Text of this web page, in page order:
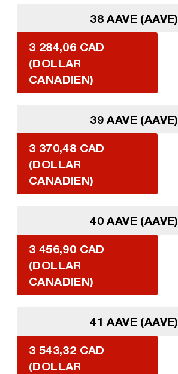
38 AAVE (AAVE)
3 284,06 CAD
(DOLLAR
CANADIEN)
39 AAVE (AAVE)
3 370,48 CAD
(DOLLAR
CANADIEN)
40 AAVE (AAVE)
3 456,90 CAD
(DOLLAR
CANADIEN)
41 AAVE (AAVE)
3 543,32 CAD
(DOLLAR